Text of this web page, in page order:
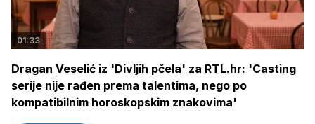
01:33
Dragan Veselić iz 'Divljih pčela' za RTL.hr: 'Casting
serije nije rađen prema talentima, nego po
kompatibilnim horoskopskim znakovima'